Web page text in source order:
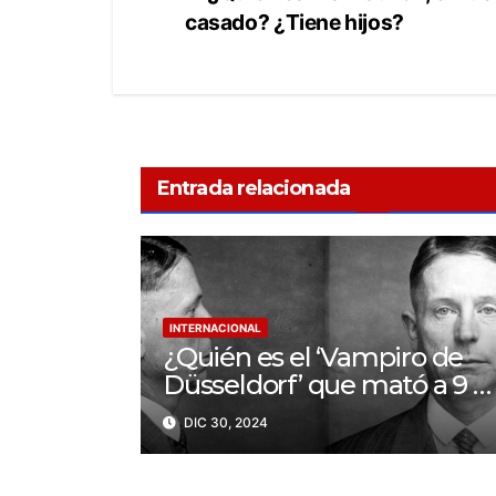
casado? ¿Tiene hijos?
Entrada relacionada
INTERNACIONAL
¿Quién es el ‘Vampiro de
Düsseldorf’ que mató a 9 y
bebió sangre de sus
víctimas?
DIC 30, 2024